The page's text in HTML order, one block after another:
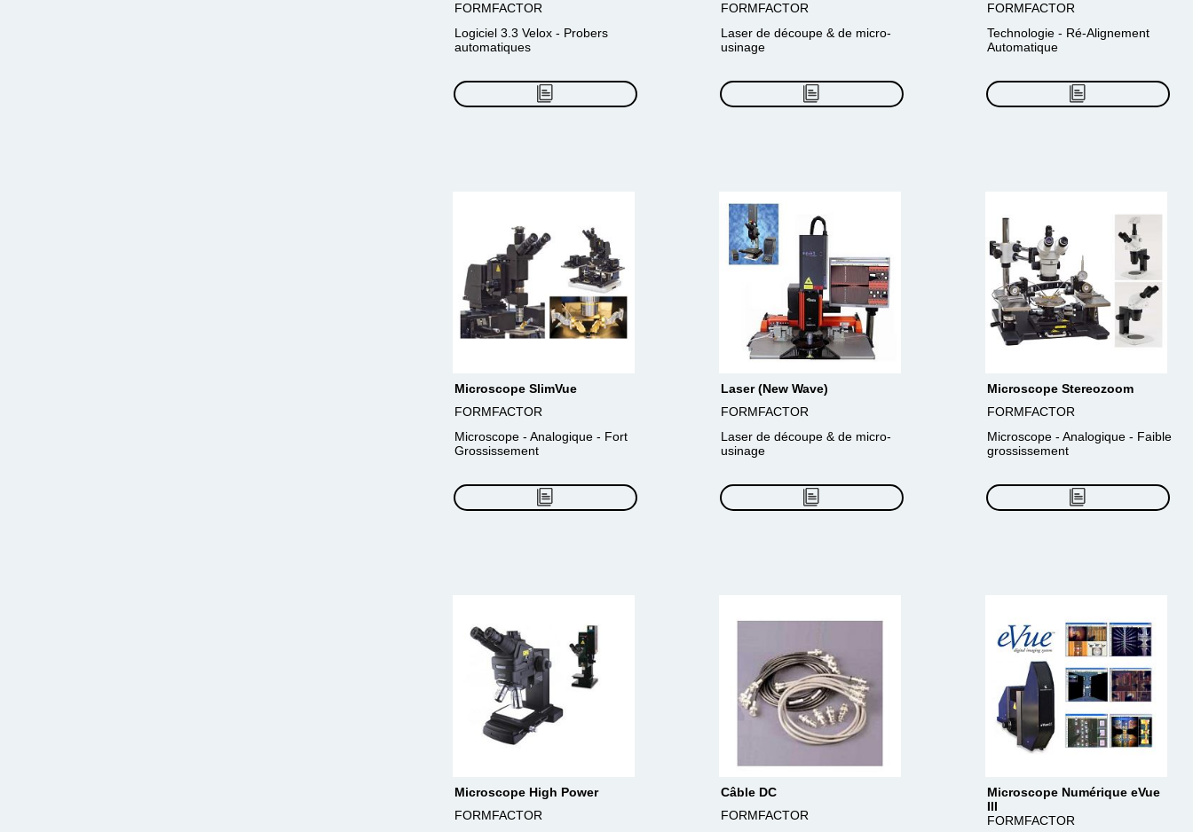
FORMFACTOR
Logiciel 3.3 Velox - Probers
automatiques
FORMFACTOR
Laser de découpe & de micro-
usinage
FORMFACTOR
Technologie - Ré-Alignement
Automatique
Microscope SlimVue
FORMFACTOR
Microscope - Analogique - Fort
Grossissement
Laser (New Wave)
FORMFACTOR
Laser de découpe & de micro-
usinage
Microscope Stereozoom
FORMFACTOR
Microscope - Analogique - Faible
grossissement
Microscope High Power
FORMFACTOR
Câble DC
FORMFACTOR
Microscope Numérique eVue
III
FORMFACTOR